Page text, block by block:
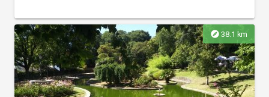
explore 38.1 km